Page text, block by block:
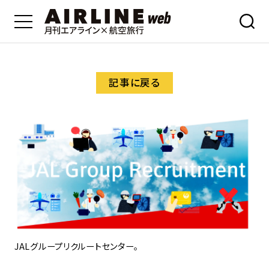
記事に戻る
JALグループリクルートセンター。